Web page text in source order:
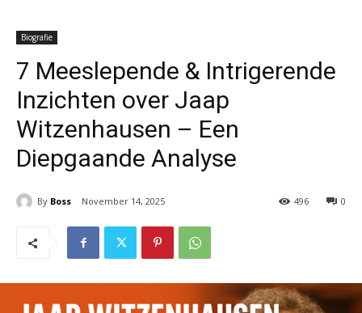
Biografie
7 Meeslepende & Intrigerende
Inzichten over Jaap
Witzenhausen – Een
Diepgaande Analyse
By Boss November 14, 2025 0
496